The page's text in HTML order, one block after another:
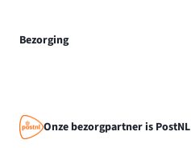
Bezorging
Onze bezorgpartner is PostNL